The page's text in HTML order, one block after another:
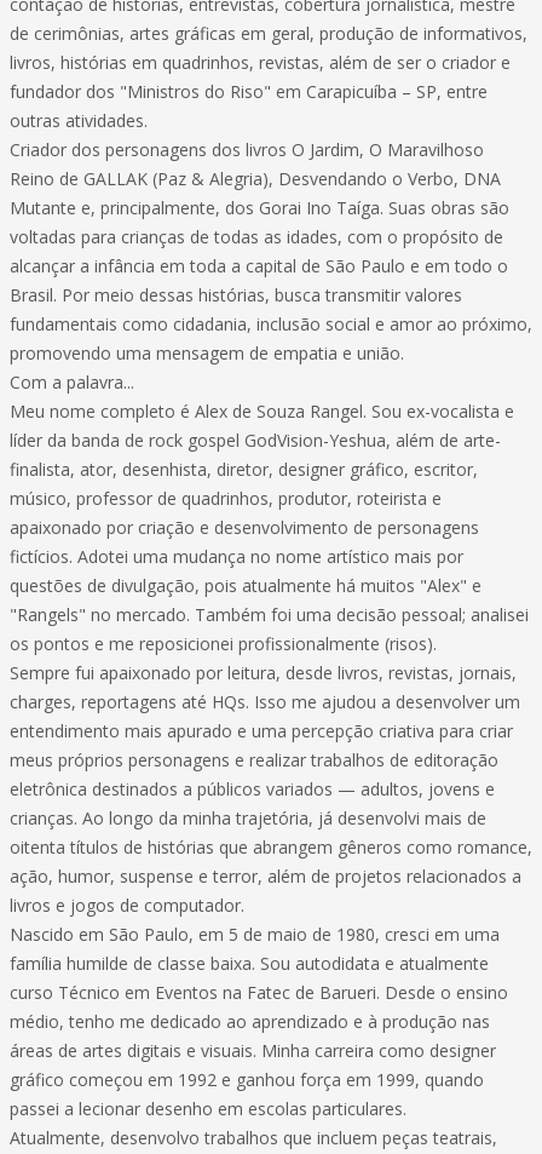
de cerimônias, artes gráficas em geral, produção de informativos,
livros, histórias em quadrinhos, revistas, além de ser o criador e
fundador dos "Ministros do Riso" em Carapicuíba – SP, entre
outras atividades.
Criador dos personagens dos livros O Jardim, O Maravilhoso
Reino de GALLAK (Paz & Alegria), Desvendando o Verbo, DNA
Mutante e, principalmente, dos Gorai Ino Taíga. Suas obras são
voltadas para crianças de todas as idades, com o propósito de
alcançar a infância em toda a capital de São Paulo e em todo o
Brasil. Por meio dessas histórias, busca transmitir valores
fundamentais como cidadania, inclusão social e amor ao próximo,
promovendo uma mensagem de empatia e união.
Com a palavra...
Meu nome completo é Alex de Souza Rangel. Sou ex-vocalista e
líder da banda de rock gospel GodVision-Yeshua, além de arte-
finalista, ator, desenhista, diretor, designer gráfico, escritor,
músico, professor de quadrinhos, produtor, roteirista e
apaixonado por criação e desenvolvimento de personagens
fictícios. Adotei uma mudança no nome artístico mais por
questões de divulgação, pois atualmente há muitos "Alex" e
"Rangels" no mercado. Também foi uma decisão pessoal; analisei
os pontos e me reposicionei profissionalmente (risos).
Sempre fui apaixonado por leitura, desde livros, revistas, jornais,
charges, reportagens até HQs. Isso me ajudou a desenvolver um
entendimento mais apurado e uma percepção criativa para criar
meus próprios personagens e realizar trabalhos de editoração
eletrônica destinados a públicos variados — adultos, jovens e
crianças. Ao longo da minha trajetória, já desenvolvi mais de
oitenta títulos de histórias que abrangem gêneros como romance,
ação, humor, suspense e terror, além de projetos relacionados a
livros e jogos de computador.
Nascido em São Paulo, em 5 de maio de 1980, cresci em uma
família humilde de classe baixa. Sou autodidata e atualmente
curso Técnico em Eventos na Fatec de Barueri. Desde o ensino
médio, tenho me dedicado ao aprendizado e à produção nas
áreas de artes digitais e visuais. Minha carreira como designer
gráfico começou em 1992 e ganhou força em 1999, quando
passei a lecionar desenho em escolas particulares.
Atualmente, desenvolvo trabalhos que incluem peças teatrais,